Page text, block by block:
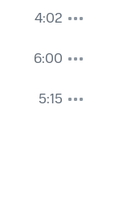
4:02
6:00
5:15